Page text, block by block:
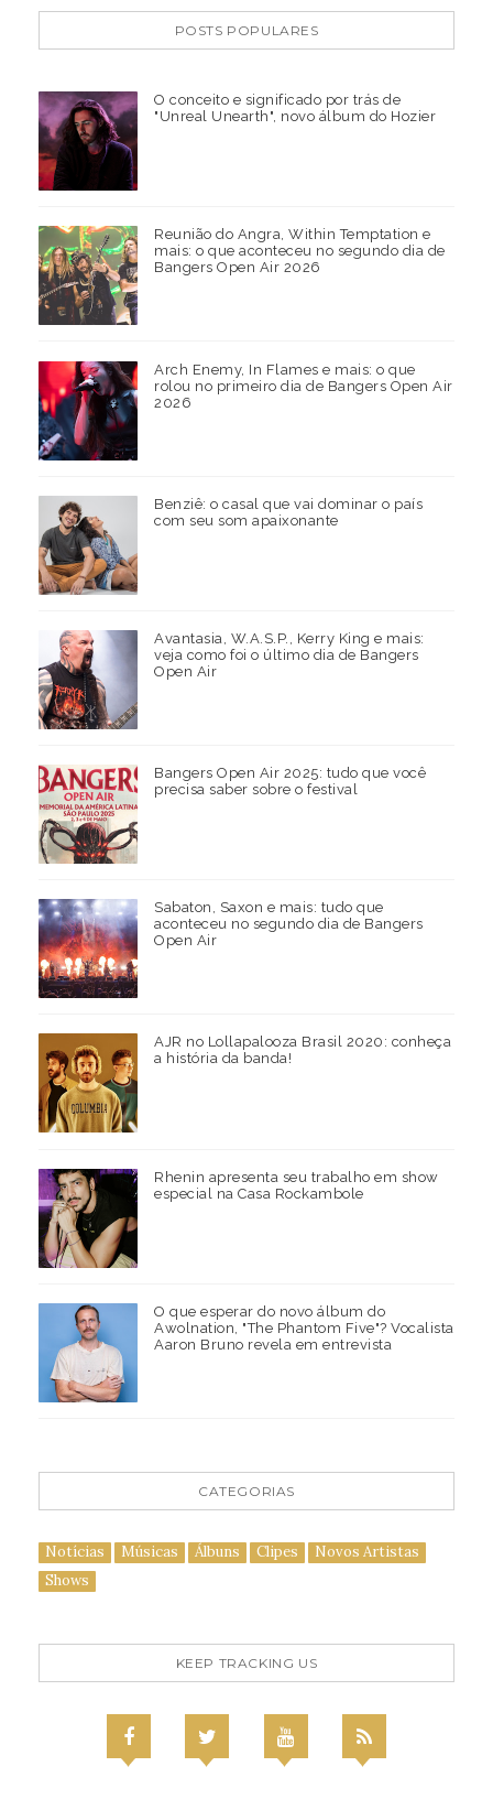
POSTS POPULARES
O conceito e significado por trás de
"Unreal Unearth", novo álbum do Hozier
Reunião do Angra, Within Temptation e
mais: o que aconteceu no segundo dia de
Bangers Open Air 2026
Arch Enemy, In Flames e mais: o que
rolou no primeiro dia de Bangers Open Air
2026
Benziê: o casal que vai dominar o país
com seu som apaixonante
Avantasia, W.A.S.P., Kerry King e mais:
veja como foi o último dia de Bangers
Open Air
Bangers Open Air 2025: tudo que você
precisa saber sobre o festival
Sabaton, Saxon e mais: tudo que
aconteceu no segundo dia de Bangers
Open Air
AJR no Lollapalooza Brasil 2020: conheça
a história da banda!
Rhenin apresenta seu trabalho em show
especial na Casa Rockambole
O que esperar do novo álbum do
Awolnation, "The Phantom Five"? Vocalista
Aaron Bruno revela em entrevista
CATEGORIAS
Notícias Músicas Álbuns Clipes
Novos Artistas
Shows
KEEP TRACKING US